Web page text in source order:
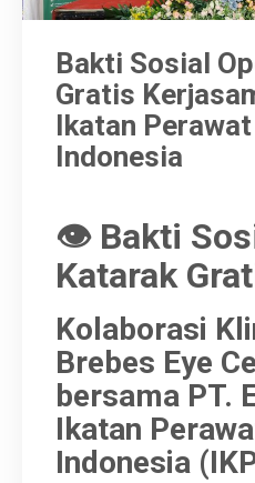
Karir
Bakti Sosial
Gratis
Ikatan
Indonesia
👁️ Bakti
Katarak
Kolaborasi
Brebes Eye
bersama PT.
Ikatan
Indonesia